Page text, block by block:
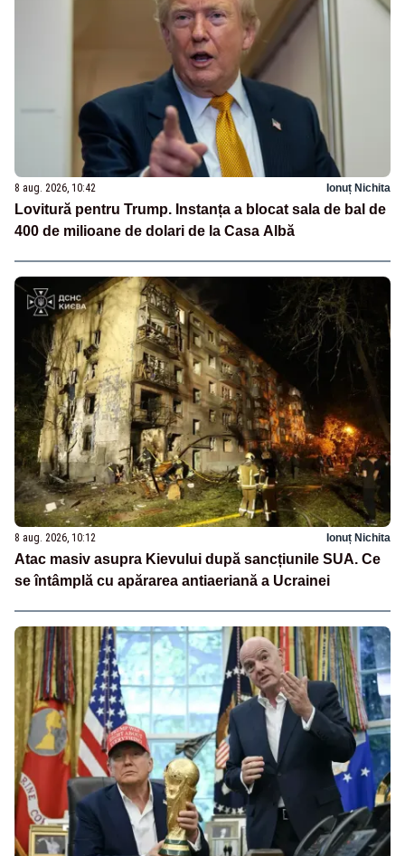
8 aug. 2026, 10:42 Ionuț Nichita
Lovitură pentru Trump. Instanța a blocat sala de bal de
400 de milioane de dolari de la Casa Albă
8 aug. 2026, 10:12 Ionuț Nichita
Atac masiv asupra Kievului după sancțiunile SUA. Ce
se întâmplă cu apărarea antiaeriană a Ucrainei